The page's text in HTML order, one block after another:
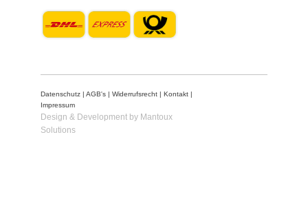
Datenschutz AGB's Widerrufsrecht Kontakt
Impressum
Design & Development by Mantoux
Solutions